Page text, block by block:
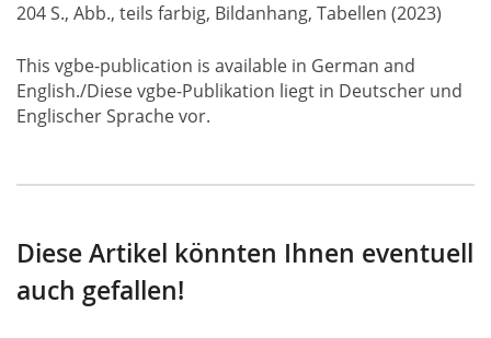
204 S., Abb., teils farbig, Bildanhang, Tabellen (2023)
This vgbe-publication is available in German and
English./Diese vgbe-Publikation liegt in Deutscher und
Englischer Sprache vor.
Diese Artikel könnten Ihnen eventuell
auch gefallen!